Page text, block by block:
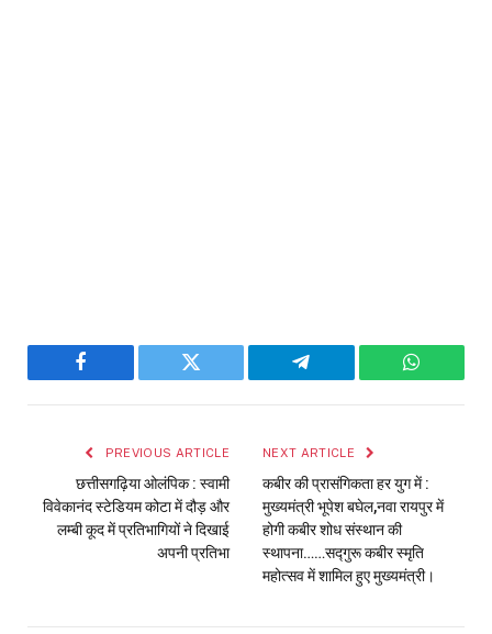
Facebook Twitter Telegram
PREVIOUS ARTICLE
छत्तीसगढ़िया ओलंपिक : स्वामी
विवेकानंद स्टेडियम कोटा में दौड़ और
लम्बी कूद में प्रतिभागियों ने दिखाई
अपनी प्रतिभा
NEXT ARTICLE
कबीर की प्रासंगिकता हर युग में :
मुख्यमंत्री भूपेश बघेल,नवा रायपुर में
होगी कबीर शोध संस्थान की
स्थापना……सद्गुरू कबीर स्मृति
महोत्सव में शामिल हुए मुख्यमंत्री।